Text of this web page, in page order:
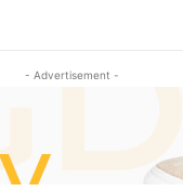
- Advertisement -